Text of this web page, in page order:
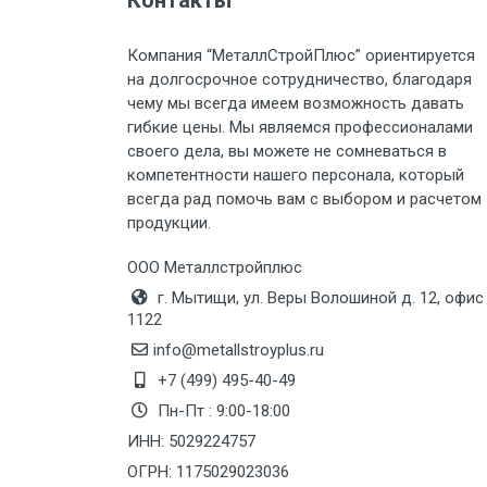
Груз до 6 м, вес до 3 тн
Груз до 6 м, вес до 5 тн
Груз до 6 м, вес до 8 тн
Груз до 12 м, вес до 20 тн
Манипулятор до 6 м, вес до 5 тн
Манипулятор до 6 м, вес до 8 тн
Компания “МеталлСтройПлюс” ориентируется
на долгосрочное сотрудничество, благодаря
чему мы всегда имеем возможность давать
гибкие цены. Мы являемся профессионалами
своего дела, вы можете не сомневаться в
компетентности нашего персонала, который
всегда рад помочь вам с выбором и расчетом
продукции.
ООО Металлстройплюс
г. Мытищи, ул. Веры Волошиной д. 12, офис
1122
info@metallstroyplus.ru
+7 (499) 495-40-49
Пн-Пт : 9:00-18:00
ИНН: 5029224757
ОГРН: 1175029023036